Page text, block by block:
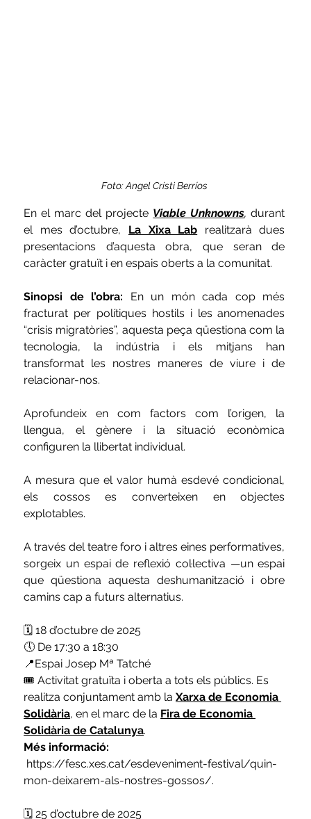
Foto: Angel Cristi Berríos
En el marc del projecte Viable Unknowns, durant
el mes d’octubre,
La Xixa Lab
realitzarà dues
presentacions d’aquesta obra, que seran de
caràcter gratuït i en espais oberts a la comunitat.
Sinopsi de l’obra: En un món cada cop més
fracturat per polítiques hostils i les anomenades
“crisis migratòries”, aquesta peça qüestiona com la
tecnologia, la indústria i els mitjans han
transformat les nostres maneres de viure i de
relacionar-nos.
Aprofundeix en com factors com l’origen, la
llengua, el gènere i la situació econòmica
configuren la llibertat individual.
A mesura que el valor humà esdevé condicional,
els cossos es converteixen en objectes
explotables.
A través del teatre foro i altres eines performatives,
sorgeix un espai de reflexió col·lectiva —un espai
que qüestiona aquesta deshumanització i obre
camins cap a futurs alternatius.
🗓️ 18 d’octubre de 2025
🕔 De 17:30 a 18:30
📍Espai Josep Mª Tatché
🎟️ Activitat gratuïta i oberta a tots els públics. Es
realitza conjuntament amb la Xarxa de Economia
Solidària, en el marc de la Fira de Economia
Solidària de Catalunya.
Més informació:
https://fesc.xes.cat/esdeveniment-festival/quin-
mon-deixarem-als-nostres-gossos/.
🗓️ 25 d’octubre de 2025